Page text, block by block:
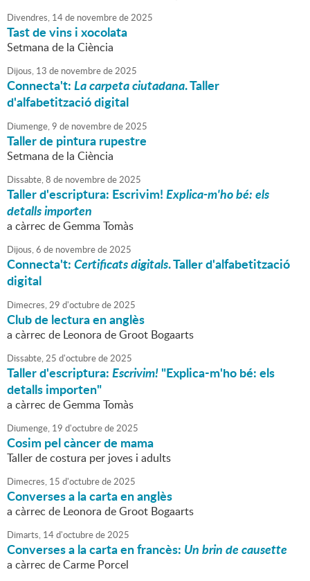
Divendres, 14de novembrede2025
Tast de vins i xocolata
Setmana de la Ciència
Dijous, 13 de novembrede2025
Connecta't:La carpeta ciutadana. Taller
d'alfabetització digital
Diumenge,9 de novembrede2025
Taller de pintura rupestre
Setmana de la Ciència
Dissabte,8 de novembrede2025
Taller d'escriptura: Escrivim!Explica-m'ho bé: els
detalls importen
a càrrec de Gemma Tomàs
Dijous,6 de novembrede2025
Connecta't:Certificats digitals. Taller d'alfabetització
digital
Dimecres,29 d'octubrede2025
Club de lectura en anglès
a càrrec de Leonora de Groot Bogaarts
Dissabte,25 d'octubrede2025
Taller d'escriptura:Escrivim!"Explica-m'ho bé: els
detalls importen"
a càrrec de Gemma Tomàs
Diumenge, 19 d'octubrede2025
Cosim pel càncer de mama
Taller de costura per joves i adults
Dimecres, 15 d'octubrede2025
Converses a la carta en anglès
a càrrec de Leonora de Groot Bogaarts
Dimarts, 14d'octubrede2025
Converses a la carta en francès: Un brin de causette
a càrrec de Carme Porcel